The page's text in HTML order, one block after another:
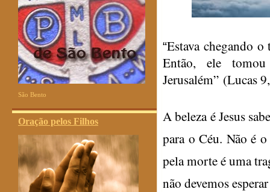
São Bento
Oração pelos Filhos
“Estava chegando o
Então, ele
Jerusalém” (Lucas
A beleza é Jesus
para o Céu. Não é
pela morte é uma
não devemos